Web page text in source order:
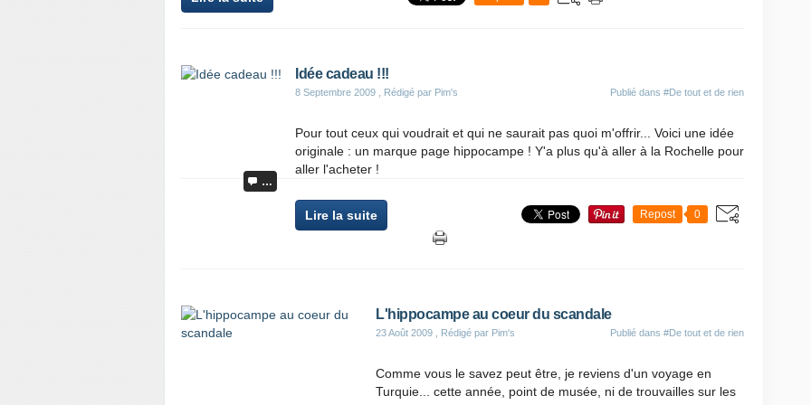
…
Idée cadeau !!!
8 Septembre 2009 , Rédigé par Pim's Publié dans #De tout et de rien
Pour tout ceux qui voudrait et qui ne saurait pas quoi m'offrir... Voici une idée
originale : un marque page hippocampe ! Y'a plus qu'à aller à la Rochelle pour
aller l'acheter !
Lire la suite Repost 0
L'hippocampe au coeur du scandale
23 Août 2009 , Rédigé par Pim's Publié dans #De tout et de rien
Comme vous le savez peut être, je reviens d'un voyage en
Turquie... cette année, point de musée, ni de trouvailles sur les